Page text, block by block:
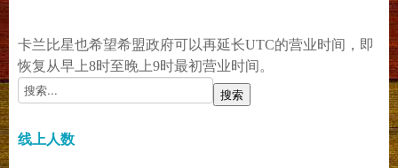
卡兰比星也希望希盟政府可以再延长UTC的营业时间，即
恢复从早上8时至晚上9时最初营业时间。
线上人数